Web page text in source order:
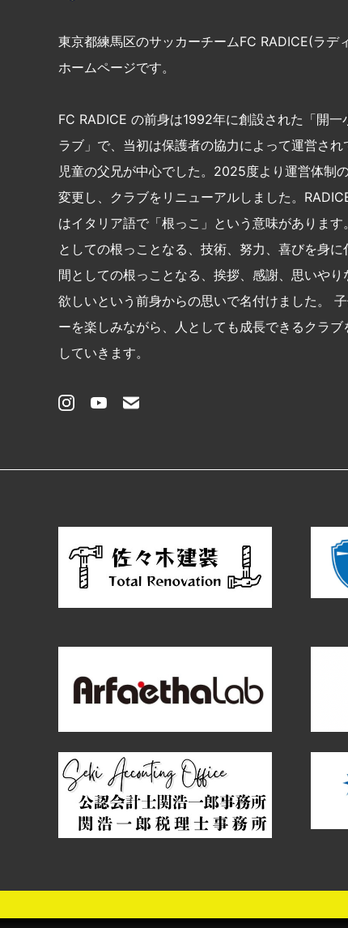
東京都練馬区のサッカーチームFC RADICE(ラデ
ホームページです。
FC RADICE の前身は1992年に創設された「開一
ラブ」で、当初は保護者の協力によって運営され
児童の父兄が中心でした。2025度より運営体制
変更し、クラブをリニューアルしました。
はイタリア語で「根っこ」という意味がありま
としての根っことなる、技術、努力、喜びを身に
間としての根っことなる、挨拶、感謝、思いやり
欲しいという前身からの思いで名付けました。
ーを楽しみながら、人としても成⾧できるクラブ
していきます。